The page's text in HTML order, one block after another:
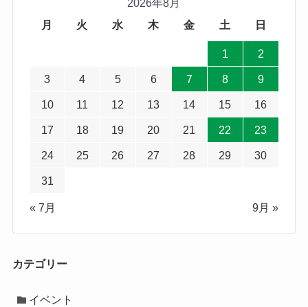
2026年8月
月
火 水 木 金 土 日
1 2
3 4 5 6 7 8 9
10 11 12 13 14 15 16
17 18 19 20 21 22 23
24 25 26 27 28 29 30
31
« 7月 9月 »
カテゴリー
イベント